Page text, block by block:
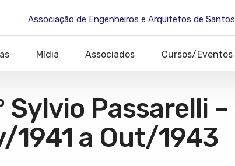
Associação de Engenheiros e Arquitetos de Santos
Mídia Associados Cursos/Eventos
Sylvio Passarelli –
1941 a Out/1943